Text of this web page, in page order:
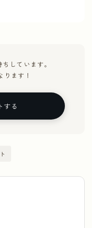
しています。
ります！
する